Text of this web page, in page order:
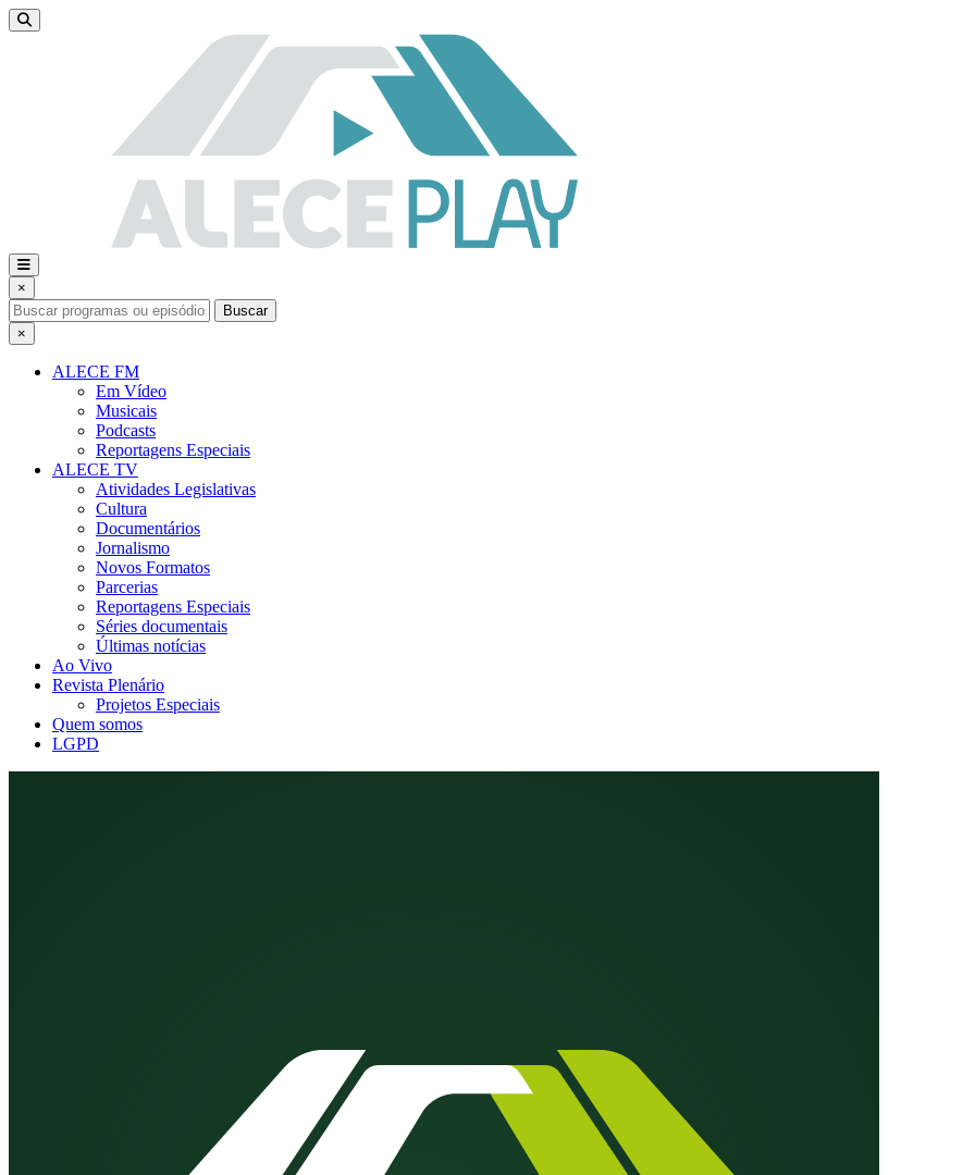
×
Buscar
×
ALECE FM
Em Vídeo
Musicais
Podcasts
Reportagens Especiais
ALECE TV
Atividades Legislativas
Cultura
Documentários
Jornalismo
Novos Formatos
Parcerias
Reportagens Especiais
Séries documentais
Últimas notícias
Ao Vivo
Revista Plenário
Projetos Especiais
Quem somos
LGPD